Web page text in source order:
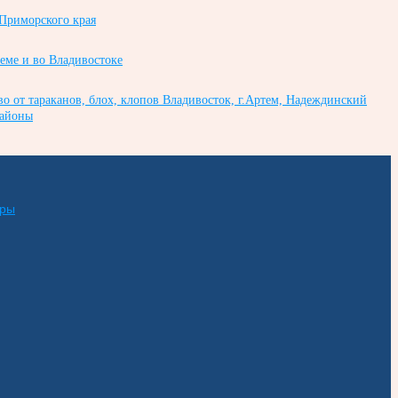
края
и во Владивостоке
от тараканов, блох, клопов Владивосток, г.Артем, Надеждинский